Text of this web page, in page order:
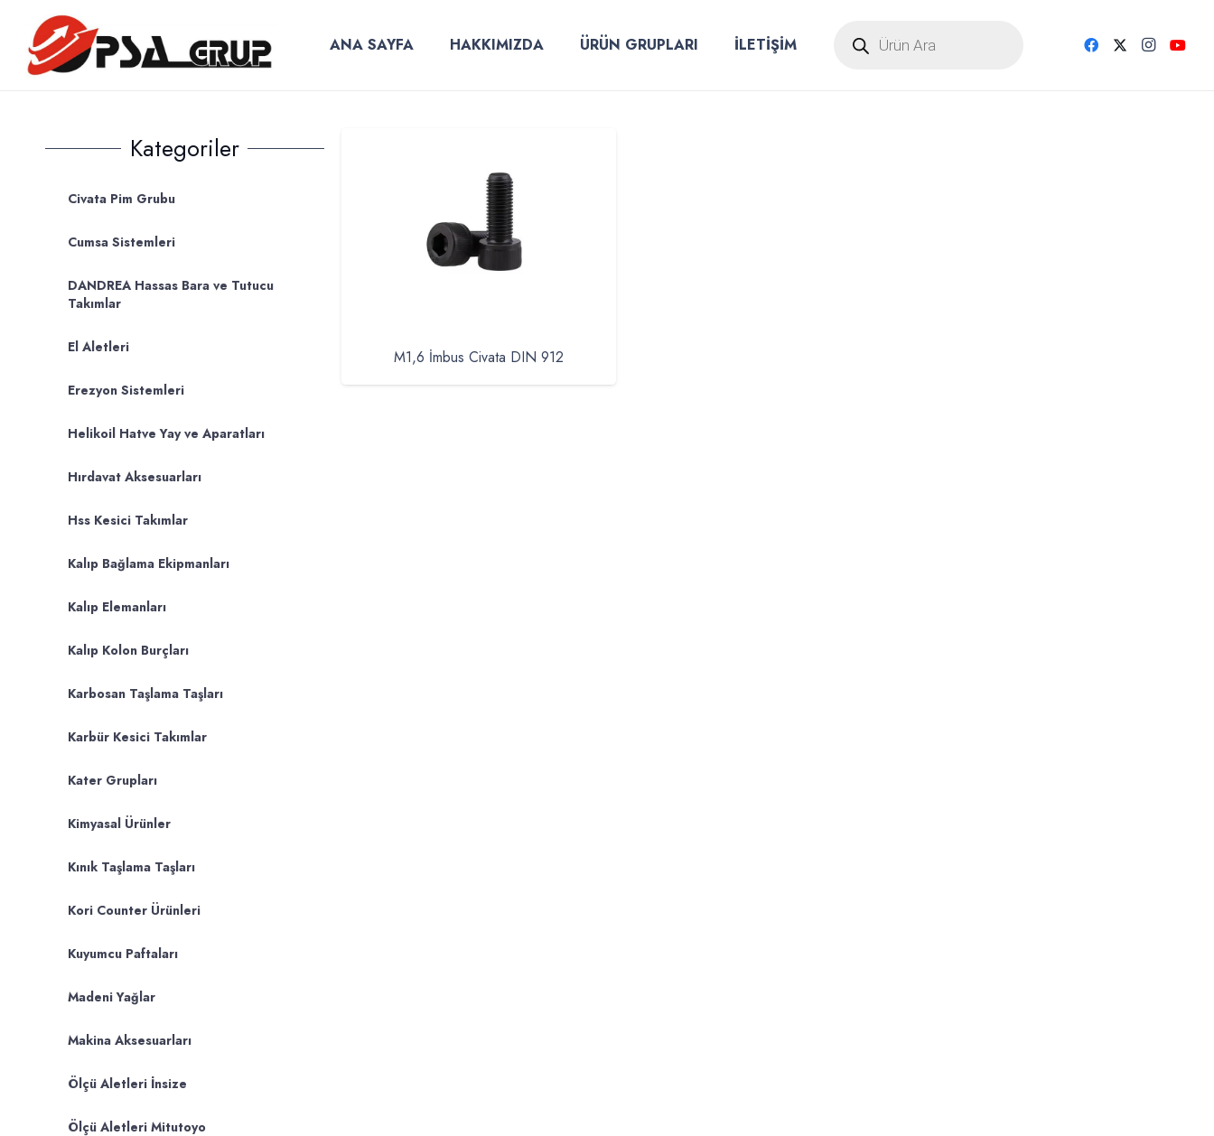
ANA SAYFA HAKKIMIZDA ÜRÜN GRUPLARI İLETİŞİM search
Kategoriler
Civata Pim Grubu
Cumsa Sistemleri
DANDREA Hassas Bara ve Tutucu
Takımlar
El Aletleri
Erezyon Sistemleri
Helikoil Hatve Yay ve Aparatları
Hırdavat Aksesuarları
Hss Kesici Takımlar
Kalıp Bağlama Ekipmanları
Kalıp Elemanları
Kalıp Kolon Burçları
Karbosan Taşlama Taşları
Karbür Kesici Takımlar
Kater Grupları
Kimyasal Ürünler
Kınık Taşlama Taşları
Kori Counter Ürünleri
Kuyumcu Paftaları
Madeni Yağlar
Makina Aksesuarları
Ölçü Aletleri İnsize
Ölçü Aletleri Mitutoyo
M1,6 İmbus Civata DIN 912